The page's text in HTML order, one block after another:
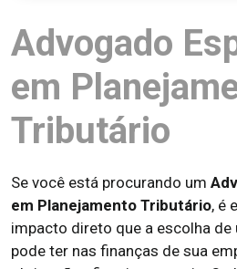
Advogado
em
Tributário
Se você está procurando um
em Planejamento Tributário, é
impacto direto que a escolha
pode ter nas finanças de sua